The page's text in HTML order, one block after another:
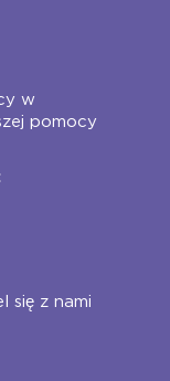
w
pomocy
się z nami